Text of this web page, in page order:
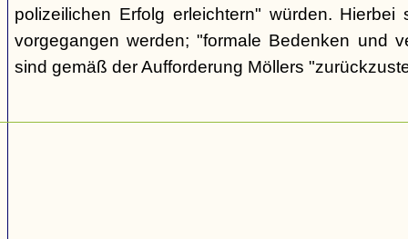
polizeilichen Erfolg erleichtern" würden. Hierbei
vorgegangen werden; "formale Bedenken und
sind gemäß der Aufforderung Möllers